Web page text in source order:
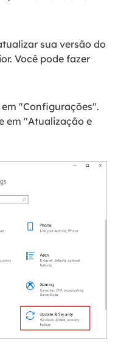
sua versão do
Você pode fazer
"Configurações".
em "Atualização e